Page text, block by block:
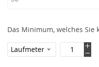
Das Minimum, welches Sie